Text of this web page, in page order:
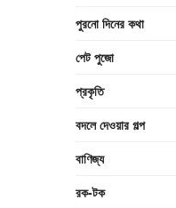
পুরনো দিনের কথা
পেট পুজো
প্রকৃতি
বদলে দেওয়ার গল্প
বাণিজ্য
রক-টক